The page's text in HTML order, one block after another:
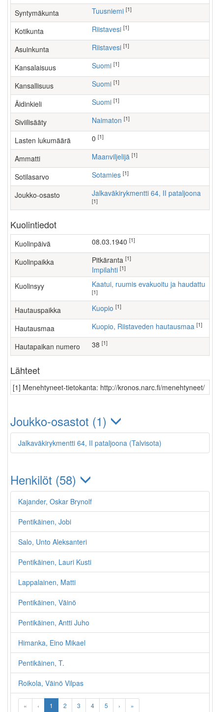
Syntymäkunta Tuusniemi [1]
Kotikunta Riistavesi [1]
Asuinkunta Riistavesi [1]
Kansalaisuus Suomi [1]
Kansallisuus Suomi [1]
Äidinkieli Suomi [1]
Siviilisääty Naimaton [1]
Lasten lukumäärä [1]
Ammatti maanviljelijä [1]
Sotilasarvo Sotamies [1]
Joukko-osasto Jalkaväkirykmentti 64, II pataljoona
[1]
Kuolintiedot
Kuolinpäivä 08.03.1940 [1]
Kuolinpaikka Pitkäranta [1]
Impilahti [1]
Kuolinsyy Kaatui, ruumis evakuoitu ja haudattu
[1]
Hautauspaikka Kuopio [1]
Hautausmaa Kuopio, Riistaveden hautausmaa [1]
Hautapaikan numero 38 [1]
Lähteet
[1] Menehtyneet-tietokanta: http://kronos.narc.fi/menehtyneet/
Joukko-osastot (1)
Jalkaväkirykmentti 64, II pataljoona (Talvisota)
Henkilöt (58)
Kajander, Oskar Brynolf
Pentikäinen, Jobi
Salo, Unto Aleksanteri
Pentikäinen, Lauri Kusti
Lappalainen, Matti
Pentikäinen, Väinö
Pentikäinen, Antti Juho
Himanka, Eino Mikael
Pentikäinen, T.
Roikola, Väinö Vilpas
« ‹ 1 2 3 4 5 › »